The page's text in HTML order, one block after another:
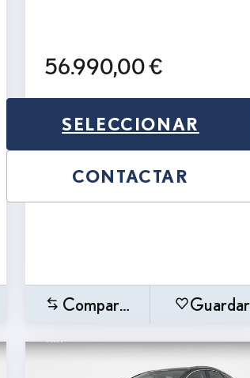
56.990,00 €
SELECCIONAR
CONTACTAR
Comparar Guardar